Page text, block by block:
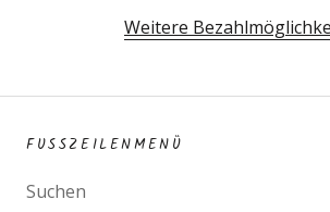
Weitere
FUSSZEILENMENÜ
Suchen